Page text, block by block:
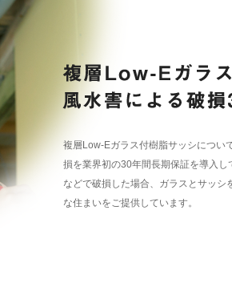
複層Low-Eガラス付樹脂サッシについ
損を業界初の30年間長期保証を導入
などで破損した場合、ガラスとサッシ
な住まいをご提供しています。